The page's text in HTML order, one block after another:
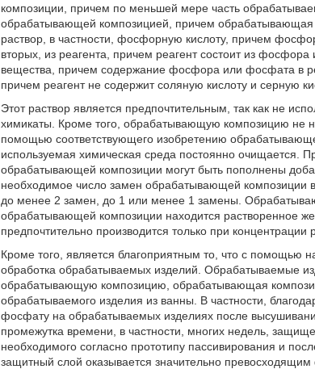
композиции, причем по меньшей мере часть
обрабатывающей композицией, причем
раствор, в частности, фосфорную кислоту, причем
вторых, из реагента, причем реагент состоит из
вещества, причем содержание фосфора или фосфата в
причем реагент не содержит соляную кислоту и серную
Этот раствор является предпочтительным, так как не
химикаты. Кроме того, обрабатывающую композицию не
помощью соответствующего изобретению
используемая химическая среда постоянно очищается.
обрабатывающей композиции могут быть пополнены
необходимое число замен обрабатывающей композиции
до менее 2 замен, до 1 или менее 1 замены.
обрабатывающей композиции находится растворенное
предпочтительно производится только при концентрации
Кроме того, является благоприятным то, что с помощью
обработка обрабатываемых изделий. Обрабатываемые
обрабатывающую композицию, обрабатывающая
обрабатываемого изделия из ванны. В частности,
фосфату на обрабатываемых изделиях после
промежутка времени, в частности, многих недель,
необходимого согласно прототипу пассивирования и
защитный слой оказывается значительно